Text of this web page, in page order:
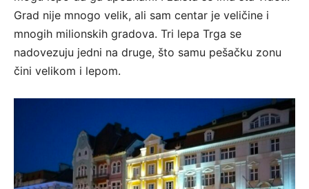
Grad nije mnogo velik, ali sam centar je veličine i
mnogih milionskih gradova. Tri lepa Trga se
nadovezuju jedni na druge, što samu pešačku zonu
čini velikom i lepom.